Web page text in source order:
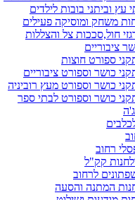
עץ וביתני בובות לילדים
משחק ומוסיקה פעילים
חול,סככות צל והצללות
ציבוריים
ספורט חוצות
כושר וספורט ציבוריים
כושר וספורט מעץ רוביניה
כושר וספורט לבתי ספר
רחוב
קק"ל
לרחוב
המתנה והסעה